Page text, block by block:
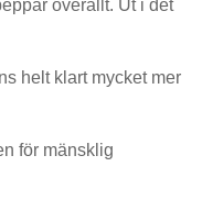
överallt. Ut i det
helt klart mycket mer
för mänsklig